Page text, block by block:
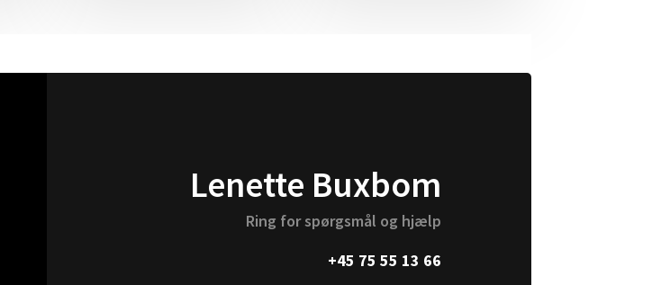
Lenette Buxbom
Ring for spørgsmål og hjælp
+45 75 55 13 66